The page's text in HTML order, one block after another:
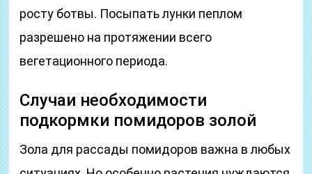
росту ботвы. Посыпать лунки пеплом
разрешено на протяжении всего
вегетационного периода.
Случаи необходимости
подкормки помидоров золой
Зола для рассады помидоров важна в любых